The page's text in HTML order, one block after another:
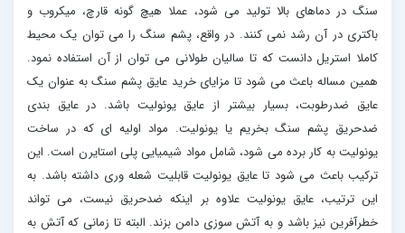
سنگ در دماهای بالا تولید می شود، عملا هیچ گونه قارچ، میکروب و
باکتری در آن رشد نمی کنند. در واقع، پشم سنگ را می توان یک محیط
کاملا استریل دانست که تا سالیان طولانی می توان از آن استفاده نمود.
همین مساله باعث می شود تا مزایای خرید عایق پشم سنگ به عنوان یک
عایق ضدرطوبت، بسیار بیشتر از عایق یونولیت باشد. در عایق بندی
ضدحریق پشم سنگ بخریم یا یونولیت. مواد اولیه ای که در ساخت
یونولیت به کار برده می شود، شامل مواد شیمیایی پلی استایرن است. این
ترکیب باعث می شود تا عایق یونولیت قابلیت شعله وری داشته باشد. به
این ترتیب، عایق یونولیت علاوه بر اینکه ضدحریق نیست، می تواند
خطرآفرین نیز باشد و به آتش سوزی دامن بزند. البته تا زمانی که آتش به